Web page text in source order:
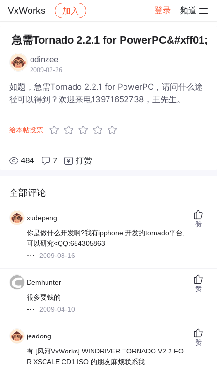
VxWorks 加入 登录 频道
社区 VxWorks 帖子详情
急需Tornado 2.2.1 for PowerPC&#xff01;
odinzee
2009-02-26
如题，急需Tornado 2.2.1 for PowerPC，请问什么途
径可以得到？欢迎来电13971652738，王先生。
给本帖投票
484 7 打赏
全部评论
xudepeng
你是做什么开发啊?我有ipphone 开发的tornado平台,
可以研究<QQ:654305863
2009-08-16
赞
Demhunter
很多要钱的
2009-04-10
赞
jeadong
有 [风河VxWorks].WINDRIVER.TORNADO.V2.2.FO
R.XSCALE.CD1.ISO 的朋友麻烦联系我
赞